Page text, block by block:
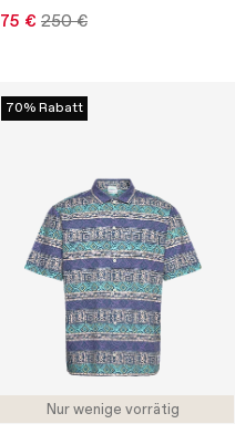
75 € 250 €
Nur wenige vorrätig
70% Rabatt